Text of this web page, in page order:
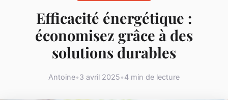
Efficacité énergétique :
économisez grâce à des
solutions durables
Antoine•3 avril 2025•4 min de lecture